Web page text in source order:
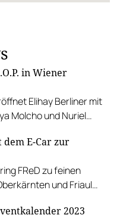
in Wiener
Elihay Berliner mit
Molcho und Nuriel
die Produkte
E-Car zur
FReD zu feinen
und Friaul
2023